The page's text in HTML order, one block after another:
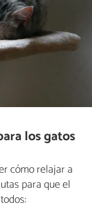
los gatos
cómo relajar a
para que el